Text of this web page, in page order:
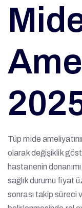
Tüp mide
olarak değişiklik
hastanenin
sağlık durumu fiyat
sonrası takip süreci